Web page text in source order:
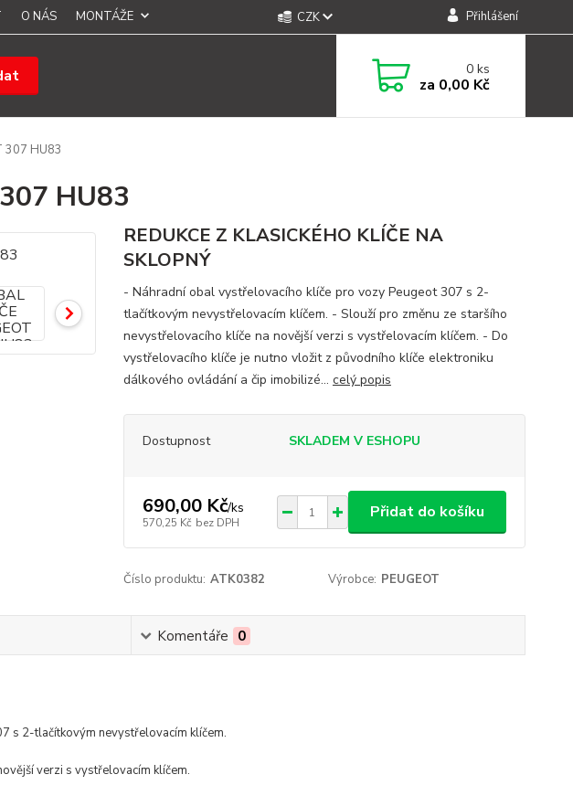
O NÁS MONTÁŽE CZK Přihlášení
0ks
za 0,00 Kč
307 HU83
HU83
REDUKCE Z KLASICKÉHO KLÍČE NA
SKLOPNÝ
- Náhradní obal vystřelovacího klíče pro vozy Peugeot 307 s 2-
tlačítkovým nevystřelovacím klíčem. - Slouží pro změnu ze staršího
nevystřelovacího klíče na novější verzi s vystřelovacím klíčem. - Do
vystřelovacího klíče je nutno vložit z původního klíče elektroniku
dálkového ovládání a čip imobilizé... celý popis
Dostupnost SKLADEM V ESHOPU
690,00 Kč/ks
570,25 Kč bez DPH
Přidat do košíku
Číslo produktu: ATK0382 Výrobce: PEUGEOT
Komentáře 0
s 2-tlačítkovým nevystřelovacím klíčem.
verzi s vystřelovacím klíčem.